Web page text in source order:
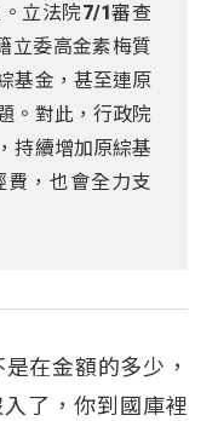
立法院7/1審查
立委高金素梅質
基金，甚至連原
。對此，行政院
持續增加原綜基
費，也會全力支
在金額的多少，
了，你到國庫裡